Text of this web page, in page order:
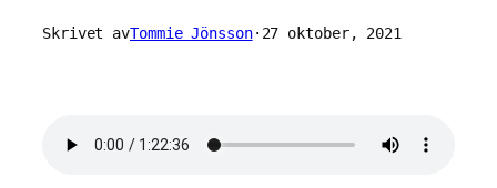
Skrivet avTommie Jönsson· 27 oktober, 2021